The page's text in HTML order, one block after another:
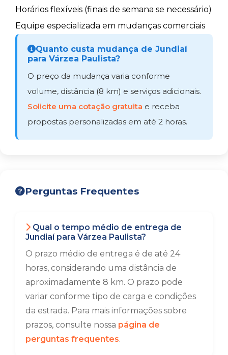
Horários flexíveis (finais de semana se necessário)
Equipe especializada em mudanças comerciais
Quanto custa mudança de Jundiaí
para Várzea Paulista?
O preço da mudança varia conforme
volume, distância (8 km) e serviços adicionais.
Solicite uma cotação gratuita e receba
propostas personalizadas em até 2 horas.
Perguntas Frequentes
Qual o tempo médio de entrega de
Jundiaí para Várzea Paulista?
O prazo médio de entrega é de até 24
horas, considerando uma distância de
aproximadamente 8 km. O prazo pode
variar conforme tipo de carga e condições
da estrada. Para mais informações sobre
prazos, consulte nossa página de
perguntas frequentes.